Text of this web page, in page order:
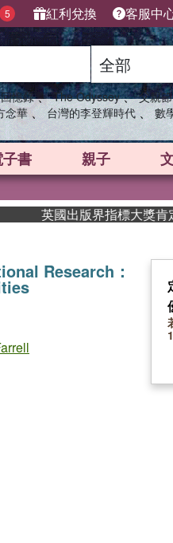
5 紅利兌換 客服中
憶錄 、 The Odyssey 、 父親節
念華 、 台灣的李登輝時代 、 數
子書 親子
英國出版界指標大獎肯定
Research：